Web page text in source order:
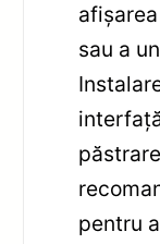
sau a
pentru